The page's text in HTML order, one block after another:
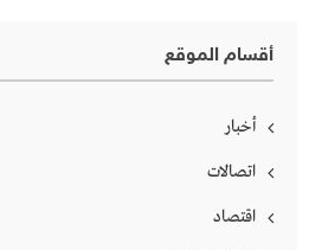
أقسام الموقع
أخبار
اتصالات
اقتصاد